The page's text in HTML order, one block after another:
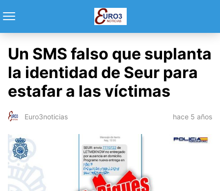
Un SMS falso que suplanta
la identidad de Seur para
estafar a las víctimas
Euro3noticias hace 5 años